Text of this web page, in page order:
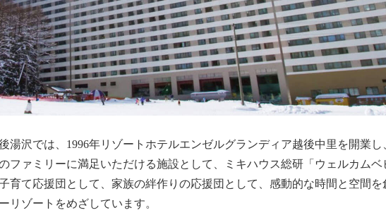
湯沢では、1996年リゾートホテルエンゼルグランディア越後中里を開業
ファミリーに満足いただける施設として、ミキハウス総研「ウェルカムベ
育て応援団として、家族の絆作りの応援団として、感動的な時間と空間
リゾートをめざしています。